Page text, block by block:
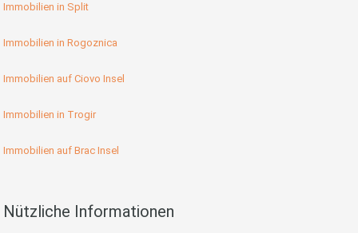
Immobilien in Split
Immobilien in Rogoznica
Immobilien auf Ciovo Insel
Immobilien in Trogir
Immobilien auf Brac Insel
Nützliche Informationen